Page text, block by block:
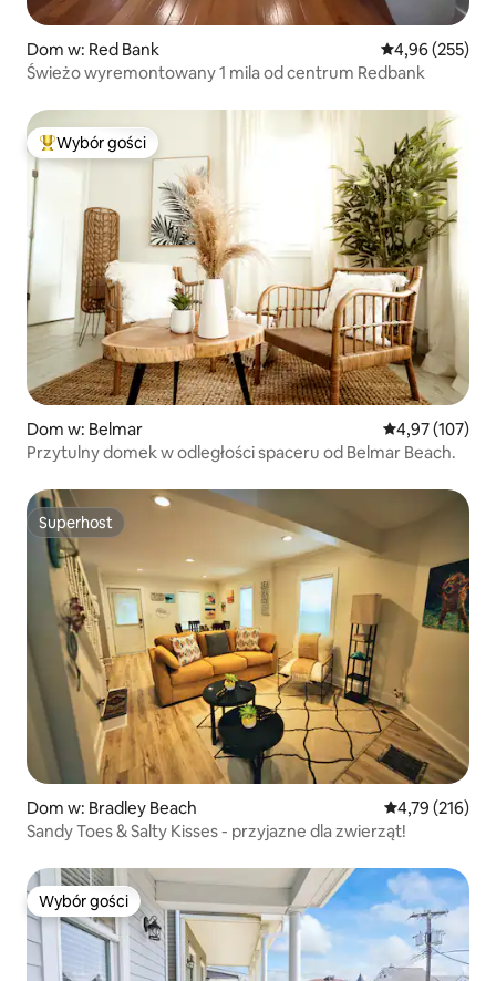
Dom w: Red Bank Średnia
4,96 (255)
Świeżo wyremontowany 1 mila od centrum Redbank
Najpopularniejsze z kategorii Wybór gości
Wybór gości
Dom w: Belmar Średnia
4,97 (107)
Przytulny domek w odległości spaceru od Belmar Beach.
Superhost
Superhost
Dom w: Bradley Beach Średnia
4,79 (216)
Sandy Toes & Salty Kisses - przyjazne dla zwierząt!
Wybór gości
Wybór gości